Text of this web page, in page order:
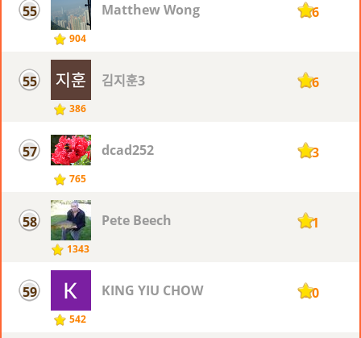
55
904
Matthew Wong 126
55
386
김지훈3 126
57
765
dcad252 123
58
1343
Pete Beech 121
59
542
KING YIU CHOW 120